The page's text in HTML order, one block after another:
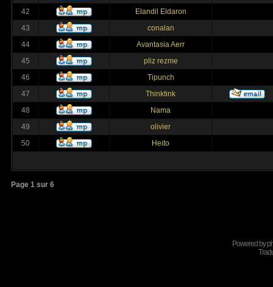
42
Elandil Eldaron
43
conalan
44
Avantasia Aerr
45
pliz rezme
46
Tipunch
47
Thinktink
48
Nama
49
olivier
50
Heito
Page 1 sur 6
Powered by